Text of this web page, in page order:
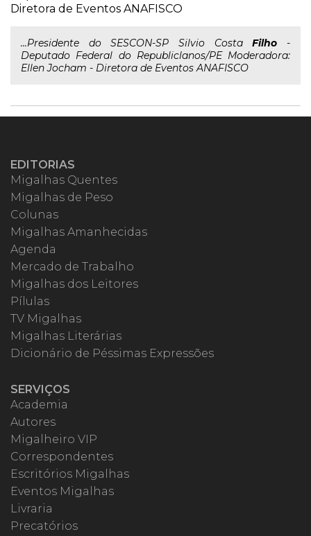
Diretora de Eventos ANAFISCO
...Presidente do SESCON-SP Silvio CostaFilho -
Deputado Federal do Republiclanos/PE Moderadora:
Ellen Jocham - Diretora de Eventos ANAFISCO
EDITORIAS
Migalhas Quentes
Migalhas de Peso
Colunas
Migalhas Amanhecidas
Agenda
Mercado de Trabalho
Migalhas dos Leitores
Pílulas
TV Migalhas
Migalhas Literárias
Dicionário de Péssimas Expressões
SERVIÇOS
Academia
Autores
Migalheiro VIP
Correspondentes
Escritórios Migalhas
Eventos Migalhas
Livraria
Precatórios